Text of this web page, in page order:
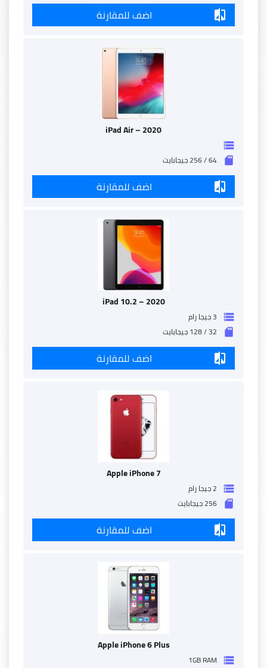
compare اضف للمقارنة
iPad Air – 2020
storage
sd_storage
64 / 256 جيجابايت
compare اضف للمقارنة
iPad 10.2 – 2020
storage 3 جيجا رام
sd_storage 32 / 128 جيجابايت
compare اضف للمقارنة
Apple iPhone 7
storage 2 جيجا رام
sd_storage 256 جيجابايت
compare اضف للمقارنة
Apple iPhone 6 Plus
storage
1GB RAM